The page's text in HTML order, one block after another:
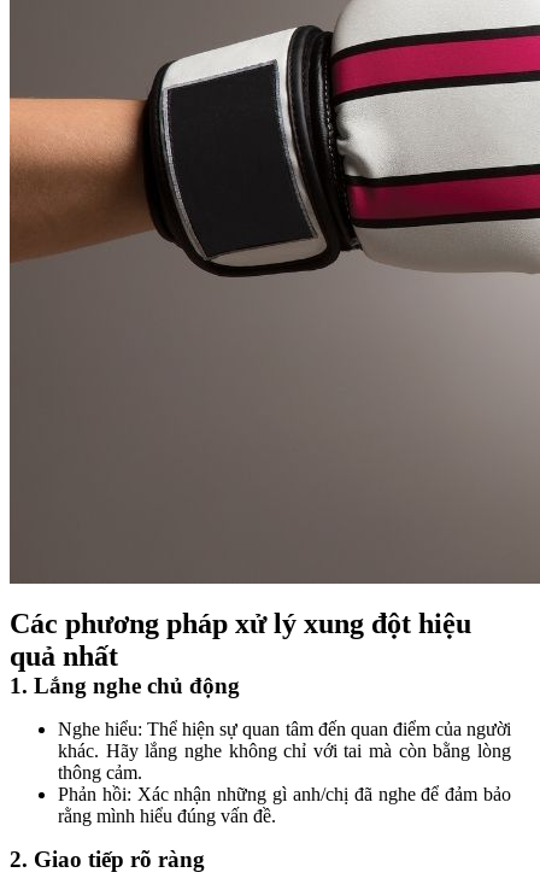
Các phương pháp xử lý xung đột hiệu
quả nhất
1. Lắng nghe chủ động
Nghe hiểu: Thể hiện sự quan tâm đến quan điểm của người
khác. Hãy lắng nghe không chỉ với tai mà còn bằng lòng
thông cảm.
Phản hồi: Xác nhận những gì anh/chị đã nghe để đảm bảo
rằng mình hiểu đúng vấn đề.
2. Giao tiếp rõ ràng